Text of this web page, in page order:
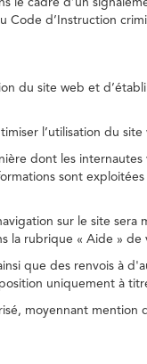
le cadre d’un
Code d’Instruction
du site web et
l’utilisation du site
dont les
sont
sur le site sera
la rubrique « Aide » de
que des renvois à
uniquement à
moyennant mention